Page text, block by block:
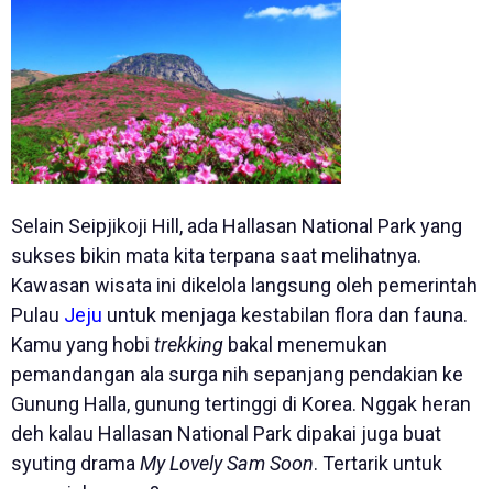
Selain Seipjikoji Hill, ada Hallasan National Park yang
sukses bikin mata kita terpana saat melihatnya.
Kawasan wisata ini dikelola langsung oleh pemerintah
Pulau Jeju untuk menjaga kestabilan flora dan fauna.
Kamu yang hobi trekking bakal menemukan
pemandangan ala surga nih sepanjang pendakian ke
Gunung Halla, gunung tertinggi di Korea. Nggak heran
deh kalau Hallasan National Park dipakai juga buat
syuting drama My Lovely Sam Soon. Tertarik untuk